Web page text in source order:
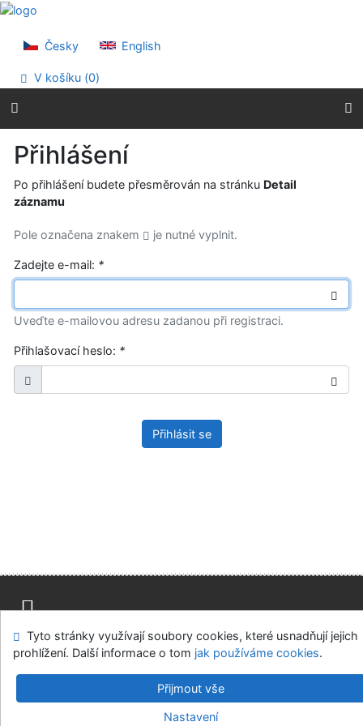
Přejít na obsah
Prohlášení o webové přístupnosti
Česky English
V košíku (0)
Přihlášení
Po přihlášení budete přesměrován na stránku Detail
záznamu
Pole označena znakem je nutné vyplnit.
Zadejte e-mail: *
Uveďte e-mailovou adresu zadanou při registraci.
Přihlašovací heslo: *
Přihlásit se
Mapa stránek Přístupnost
Soukromí
Modul OpenSearch
Napište nám Nastavení cookies
Parlamentní knihovna České republiky
v.4.8.63a-Cosmotron Bohemia, s.r.o.
Tyto stránky využívají soubory cookies, které usnadňují jejich
prohlížení. Další informace o tom jak používáme cookies.
Přijmout vše
Nastavení